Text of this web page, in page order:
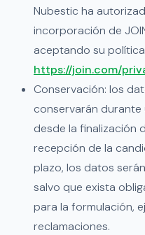
Nubestic ha
incorporación de
aceptando su
https://join.com/
Conservación: los
conservarán durante
desde la finalización
recepción de la
plazo, los datos
salvo que exista
para la formulación,
reclamaciones.